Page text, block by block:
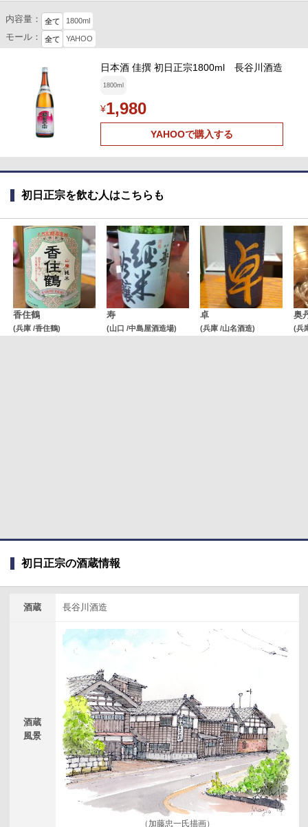
内容量： 全て 1800ml
モール： 全て YAHOO
日本酒 佳撰 初日正宗1800ml 長谷川酒造
1800ml
¥1,980
YAHOOで購入する
初日正宗を飲む人はこちらも
香住鶴
(兵庫 /香住鶴)
寿
(山口 /中島屋酒造場)
卓
(兵庫 /山名酒造)
奥
(兵
初日正宗の酒蔵情報
酒蔵 長谷川酒造
酒蔵
風景
（加藤忠一氏描画）